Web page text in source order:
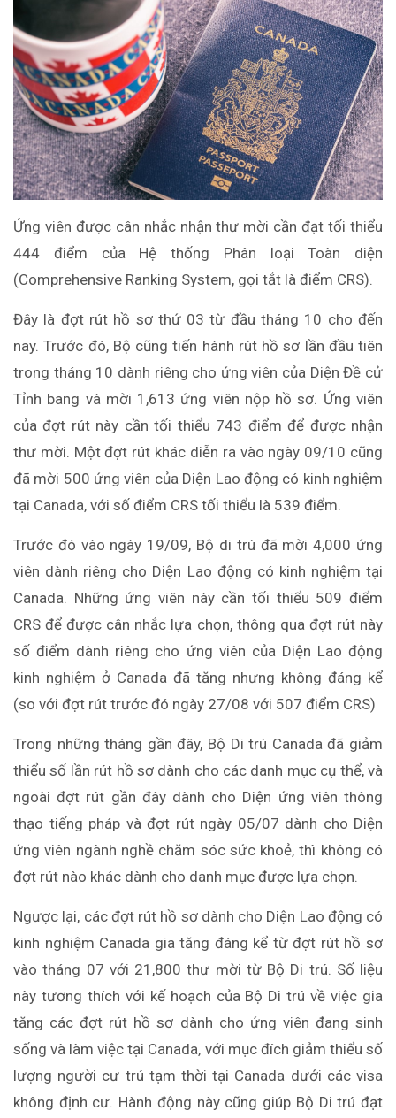
Ứng viên được cân nhắc nhận thư mời cần đạt tối thiểu
444 điểm của Hệ thống Phân loại Toàn diện
(Comprehensive Ranking System, gọi tắt là điểm CRS).
Đây là đợt rút hồ sơ thứ 03 từ đầu tháng 10 cho đến
nay. Trước đó, Bộ cũng tiến hành rút hồ sơ lần đầu tiên
trong tháng 10 dành riêng cho ứng viên của Diện Đề cử
Tỉnh bang và mời 1,613 ứng viên nộp hồ sơ. Ứng viên
của đợt rút này cần tối thiểu 743 điểm để được nhận
thư mời. Một đợt rút khác diễn ra vào ngày 09/10 cũng
đã mời 500 ứng viên của Diện Lao động có kinh nghiệm
tại Canada, với số điểm CRS tối thiểu là 539 điểm.
Trước đó vào ngày 19/09, Bộ di trú đã mời 4,000 ứng
viên dành riêng cho Diện Lao động có kinh nghiệm tại
Canada. Những ứng viên này cần tối thiểu 509 điểm
CRS để được cân nhắc lựa chọn, thông qua đợt rút này
số điểm dành riêng cho ứng viên của Diện Lao động
kinh nghiệm ở Canada đã tăng nhưng không đáng kể
(so với đợt rút trước đó ngày 27/08 với 507 điểm CRS)
Trong những tháng gần đây, Bộ Di trú Canada đã giảm
thiểu số lần rút hồ sơ dành cho các danh mục cụ thể, và
ngoài đợt rút gần đây dành cho Diện ứng viên thông
thạo tiếng pháp và đợt rút ngày 05/07 dành cho Diện
ứng viên ngành nghề chăm sóc sức khoẻ, thì không có
đợt rút nào khác dành cho danh mục được lựa chọn.
Ngược lại, các đợt rút hồ sơ dành cho Diện Lao động có
kinh nghiệm Canada gia tăng đáng kể từ đợt rút hồ sơ
vào tháng 07 với 21,800 thư mời từ Bộ Di trú. Số liệu
này tương thích với kế hoạch của Bộ Di trú về việc gia
tăng các đợt rút hồ sơ dành cho ứng viên đang sinh
sống và làm việc tại Canada, với mục đích giảm thiểu số
lượng người cư trú tạm thời tại Canada dưới các visa
không định cư. Hành động này cũng giúp Bộ Di trú đạt